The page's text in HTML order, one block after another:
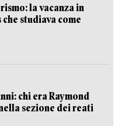
la vacanza in
studiava come
chi era Raymond
sezione dei reati